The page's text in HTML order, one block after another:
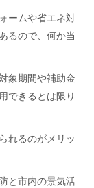
ームや省エネ対
るので、何か当
象期間や補助金
できるとは限り
れるのがメリッ
と市内の景気活